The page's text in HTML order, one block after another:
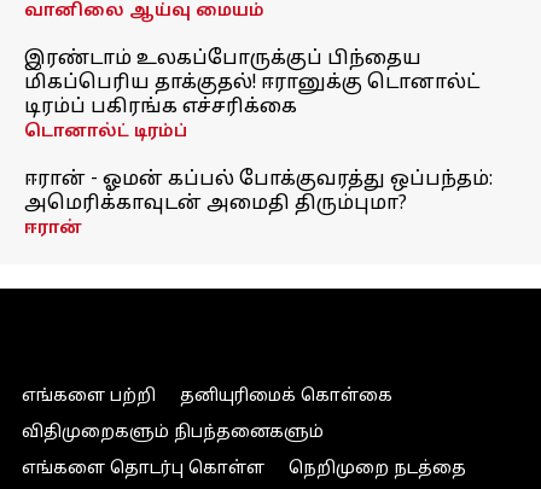
வானிலை ஆய்வு மையம்
இரண்டாம் உலகப்போருக்குப் பிந்தைய
மிகப்பெரிய தாக்குதல்! ஈரானுக்கு டொனால்ட்
டிரம்ப் பகிரங்க எச்சரிக்கை
டொனால்ட் டிரம்ப்
ஈரான் - ஓமன் கப்பல் போக்குவரத்து ஒப்பந்தம்:
அமெரிக்காவுடன் அமைதி திரும்புமா?
ஈரான்
எங்களை பற்றி
தனியுரிமைக் கொள்கை
விதிமுறைகளும் நிபந்தனைகளும்
எங்களை தொடர்பு கொள்ள
நெறிமுறை நடத்தை